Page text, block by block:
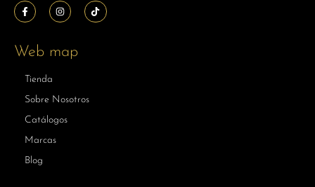
Web map
Tienda
Sobre Nosotros
Catálogos
Marcas
Blog